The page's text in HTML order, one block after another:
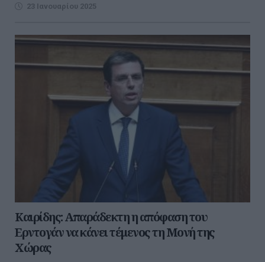
23 Ιανουαρίου 2025
Καιρίδης: Απαράδεκτη η απόφαση του
Ερντογάν να κάνει τέμενος τη Μονή της
Χώρας